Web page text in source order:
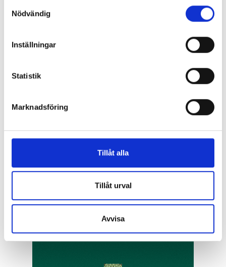
Nödvändig
Inställningar
Statistik
Marknadsföring
Tillåt alla
Tillåt urval
Avvisa